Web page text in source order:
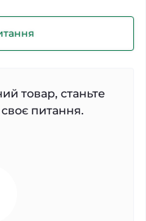
товар, станьте
питання.